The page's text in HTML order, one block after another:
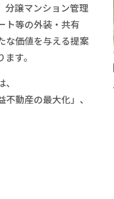
分譲マンション管理
ト等の外装・共有
な価値を与える提案
す。
動産の最大化」、